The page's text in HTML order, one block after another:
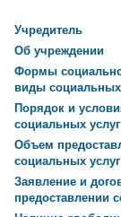
Учредитель
Об учреждении
Формы
виды социальных
Порядок и
социальных услуг
Объем
социальных услуг
Заявление и
предоставлении